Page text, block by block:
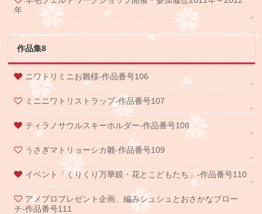
年
作品集8
ニワトリミニお雛様-作品番号106
ミニニワトリストラップ-作品番号107
ティラノサウルスキーホルダー-作品番号108
うさぎマトリョーシカ雛-作品番号109
イベント「くりくり万華鏡・花とこどもたち」-作品番号110
アメブロプレゼント企画、編みシュシュとおさかなブロー
チ-作品番号111